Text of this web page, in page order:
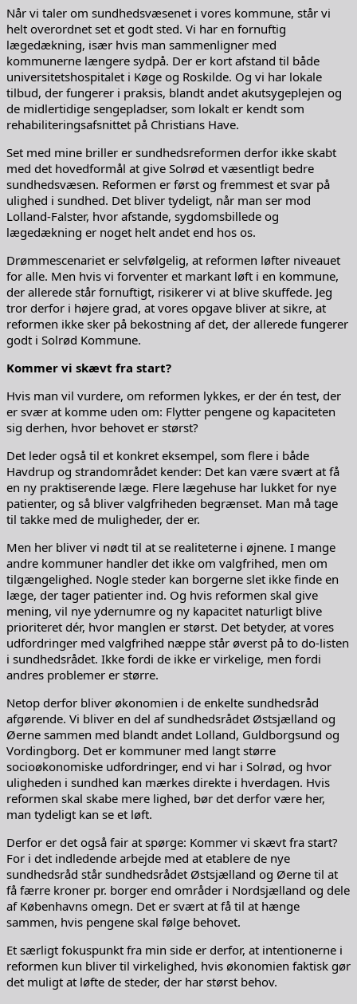
Når vi taler om sundhedsvæsenet i vores kommune, står vi
helt overordnet set et godt sted. Vi har en fornuftig
lægedækning, især hvis man sammenligner med
kommunerne længere sydpå. Der er kort afstand til både
universitetshospitalet i Køge og Roskilde. Og vi har lokale
tilbud, der fungerer i praksis, blandt andet akutsygeplejen og
de midlertidige sengepladser, som lokalt er kendt som
rehabiliteringsafsnittet på Christians Have.
Set med mine briller er sundhedsreformen derfor ikke skabt
med det hovedformål at give Solrød et væsentligt bedre
sundhedsvæsen. Reformen er først og fremmest et svar på
ulighed i sundhed. Det bliver tydeligt, når man ser mod
Lolland-Falster, hvor afstande, sygdomsbillede og
lægedækning er noget helt andet end hos os.
Drømmescenariet er selvfølgelig, at reformen løfter niveauet
for alle. Men hvis vi forventer et markant løft i en kommune,
der allerede står fornuftigt, risikerer vi at blive skuffede. Jeg
tror derfor i højere grad, at vores opgave bliver at sikre, at
reformen ikke sker på bekostning af det, der allerede fungerer
godt i Solrød Kommune.
Kommer vi skævt fra start?
Hvis man vil vurdere, om reformen lykkes, er der én test, der
er svær at komme uden om: Flytter pengene og kapaciteten
sig derhen, hvor behovet er størst?
Det leder også til et konkret eksempel, som flere i både
Havdrup og strandområdet kender: Det kan være svært at få
en ny praktiserende læge. Flere lægehuse har lukket for nye
patienter, og så bliver valgfriheden begrænset. Man må tage
til takke med de muligheder, der er.
Men her bliver vi nødt til at se realiteterne i øjnene. I mange
andre kommuner handler det ikke om valgfrihed, men om
tilgængelighed. Nogle steder kan borgerne slet ikke finde en
læge, der tager patienter ind. Og hvis reformen skal give
mening, vil nye ydernumre og ny kapacitet naturligt blive
prioriteret dér, hvor manglen er størst. Det betyder, at vores
udfordringer med valgfrihed næppe står øverst på to do-listen
i sundhedsrådet. Ikke fordi de ikke er virkelige, men fordi
andres problemer er større.
Netop derfor bliver økonomien i de enkelte sundhedsråd
afgørende. Vi bliver en del af sundhedsrådet Østsjælland og
Øerne sammen med blandt andet Lolland, Guldborgsund og
Vordingborg. Det er kommuner med langt større
socioøkonomiske udfordringer, end vi har i Solrød, og hvor
uligheden i sundhed kan mærkes direkte i hverdagen. Hvis
reformen skal skabe mere lighed, bør det derfor være her,
man tydeligt kan se et løft.
Derfor er det også fair at spørge: Kommer vi skævt fra start?
For i det indledende arbejde med at etablere de nye
sundhedsråd står sundhedsrådet Østsjælland og Øerne til at
få færre kroner pr. borger end områder i Nordsjælland og dele
af Københavns omegn. Det er svært at få til at hænge
sammen, hvis pengene skal følge behovet.
Et særligt fokuspunkt fra min side er derfor, at intentionerne i
reformen kun bliver til virkelighed, hvis økonomien faktisk gør
det muligt at løfte de steder, der har størst behov.